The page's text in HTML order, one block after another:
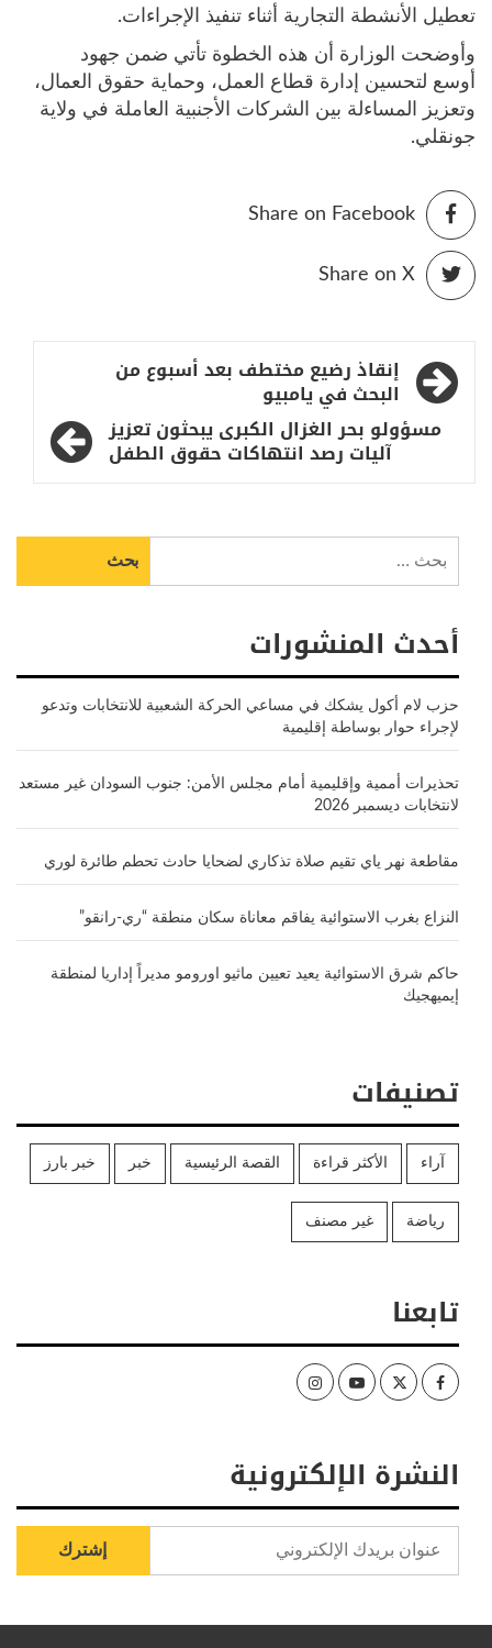
تعطيل الأنشطة التجارية أثناء تنفيذ الإجراءات.
وأوضحت الوزارة أن هذه الخطوة تأتي ضمن جهود
أوسع لتحسين إدارة قطاع العمل، وحماية حقوق العمال،
وتعزيز المساءلة بين الشركات الأجنبية العاملة في ولاية
جونقلي.
Share on Facebook
Share on X
تصفّح
المقالات
إنقاذ رضيع مختطف بعد أسبوع من
البحث في يامبيو
مسؤولو بحر الغزال الكبرى يبحثون تعزيز
آليات رصد انتهاكات حقوق الطفل
عن:
أحدث المنشورات
حزب لام أكول يشكك في مساعي الحركة الشعبية للانتخابات وتدعو
لإجراء حوار بوساطة إقليمية
تحذيرات أممية وإقليمية أمام مجلس الأمن: جنوب السودان غير مستعد
لانتخابات ديسمبر 2026
مقاطعة نهر ياي تقيم صلاة تذكاري لضحايا حادث تحطم طائرة لوري
النزاع بغرب الاستوائية يفاقم معاناة سكان منطقة “ري-رانقو”
حاكم شرق الاستوائية يعيد تعيين ماثيو اورومو مديراً إداريا لمنطقة
إيميهجيك
تصنيفات
آراء الأكثر قراءة القصة الرئيسية خبر خبر بارز
رياضة غير مصنف
تابعنا
Facebook
Twitter
Youtube
Instagram
النشرة الإلكترونية